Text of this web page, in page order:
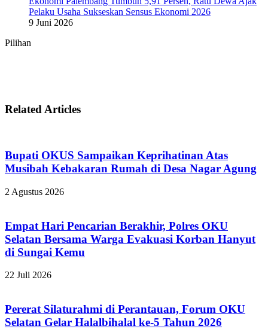
Pelaku Usaha Sukseskan Sensus Ekonomi 2026
9 Juni 2026
Pilihan
Related Articles
Bupati OKUS Sampaikan Keprihatinan Atas
Musibah Kebakaran Rumah di Desa Nagar Agung
2 Agustus 2026
Empat Hari Pencarian Berakhir, Polres OKU
Selatan Bersama Warga Evakuasi Korban Hanyut
di Sungai Kemu
22 Juli 2026
Pererat Silaturahmi di Perantauan, Forum OKU
Selatan Gelar Halalbihalal ke-5 Tahun 2026